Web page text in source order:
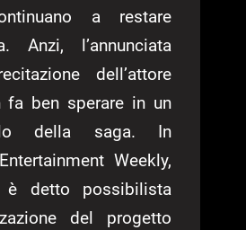
a restare
Anzi, l’annunciata
dell’attore
fa ben sperare in un
della saga. In
Weekly,
è detto possibilista
del progetto